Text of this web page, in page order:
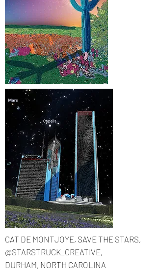
Коллекция: Мы едины
Исполнитель: Изабелл С.
Масло на холсте
Коллекция: Мы едины
CAT DE MONTJOYE, SAVE THE STARS,
@STARSTRUCK_CREATIVE,
DURHAM, NORTH CAROLINA